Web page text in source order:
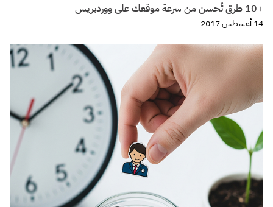
+10 طرق تُحسن من سرعة موقعك على ووردبريس
14 أغسطس 2017